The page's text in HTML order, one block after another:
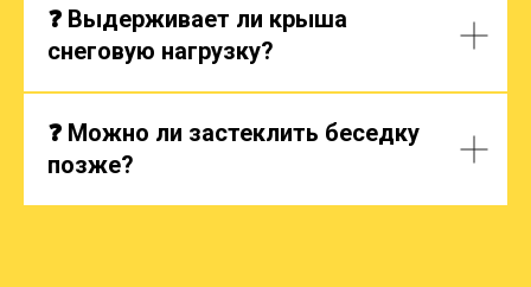
❓ Выдерживает ли крыша
снеговую нагрузку?
❓ Можно ли застеклить беседку
позже?